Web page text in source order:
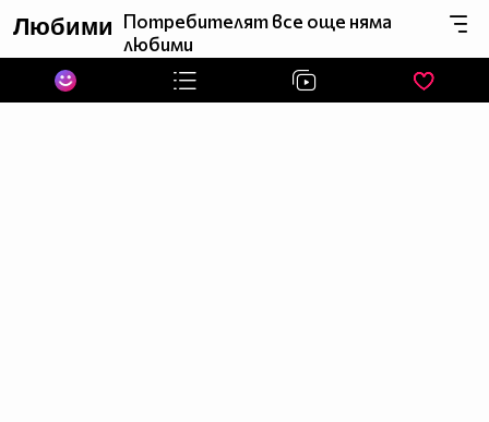
Любими Потребителят все още няма
любими